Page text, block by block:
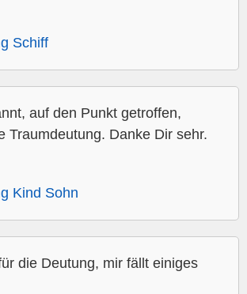
Schiff
auf den Punkt getroffen,
Traumdeutung. Danke Dir sehr.
Kind Sohn
die Deutung, mir fällt einiges